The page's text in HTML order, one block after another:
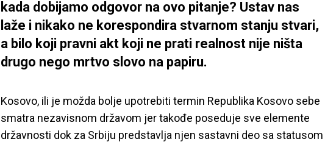
kada dobijamo odgovor na ovo pitanje? Ustav nas
laže i nikako ne korespondira stvarnom stanju stvari,
a bilo koji pravni akt koji ne prati realnost nije ništa
drugo nego mrtvo slovo na papiru.
Kosovo, ili je možda bolje upotrebiti termin Republika Kosovo sebe
smatra nezavisnom državom jer takođe poseduje sve elemente
državnosti dok za Srbiju predstavlja njen sastavni deo sa statusom